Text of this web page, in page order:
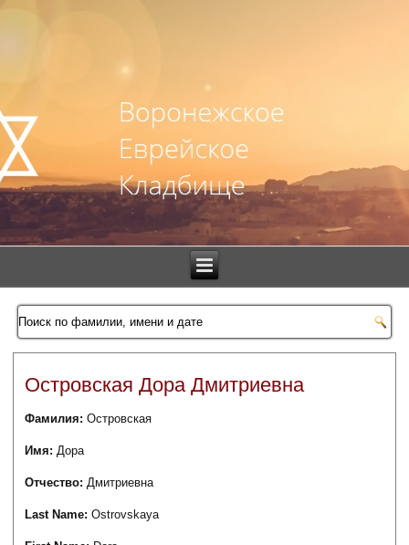
Островская Дора Дмитриевна
Фамилия:Островская
Имя:Дора
Отчество:Дмитриевна
Last Name:Ostrovskaya